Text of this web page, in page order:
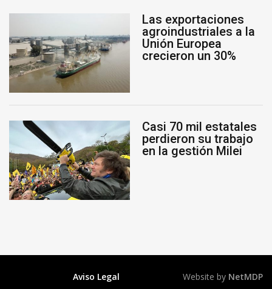
Las exportaciones
agroindustriales a la
Unión Europea
crecieron un 30%
Casi 70 mil estatales
perdieron su trabajo
en la gestión Milei
Aviso Legal Website by NetMDP